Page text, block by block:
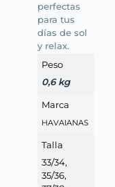
perfectas
para tus
días de sol
y relax.
Peso
0,6 kg
Marca
HAVAIANAS
Talla
33/34,
35/36,